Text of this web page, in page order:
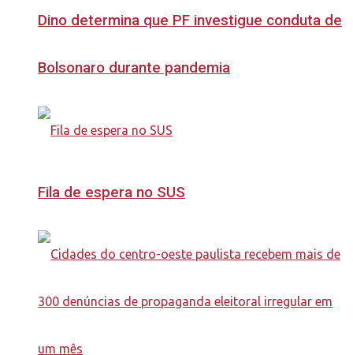
Dino determina que PF investigue conduta de
Bolsonaro durante pandemia
Fila de espera no SUS